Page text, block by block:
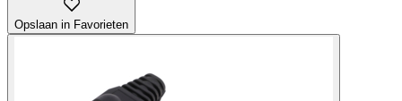
Opslaan in Favorieten